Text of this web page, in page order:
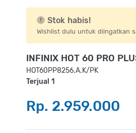
Stok habis!
Wishlist dulu untuk diingatkan
INFINIX HOT 60 PRO
HOT60PP8256.A.K/PK
Terjual 1
Rp. 2.959.000